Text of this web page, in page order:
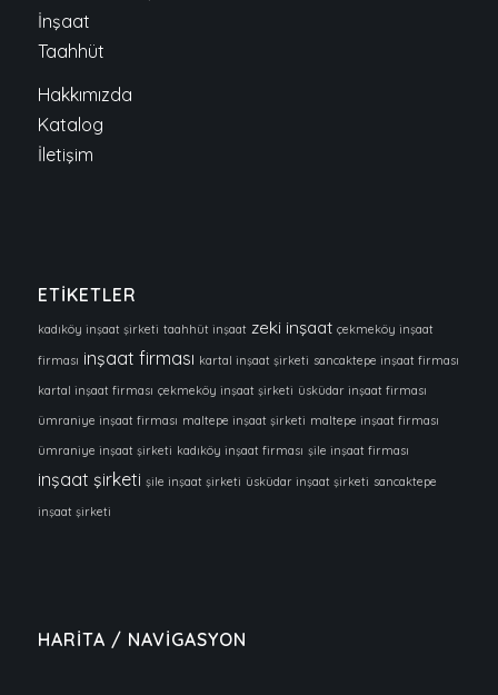
İnşaat
Taahhüt
Hakkımızda
Katalog
İletişim
ETİKETLER
kadıköy inşaat şirketi taahhüt inşaat zeki inşaat çekmeköy inşaat
firması inşaat firması kartal inşaat şirketi sancaktepe inşaat firması
kartal inşaat firması çekmeköy inşaat şirketi üsküdar inşaat firması
ümraniye inşaat firması maltepe inşaat şirketi maltepe inşaat firması
ümraniye inşaat şirketi kadıköy inşaat firması şile inşaat firması
inşaat şirketi şile inşaat şirketi üsküdar inşaat şirketi sancaktepe
inşaat şirketi
HARİTA / NAVİGASYON